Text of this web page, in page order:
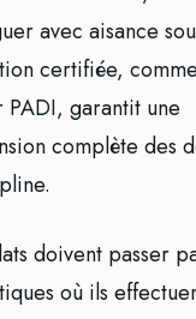
avec aisance
certifiée,
garantit une
complète des
doivent passer
où ils